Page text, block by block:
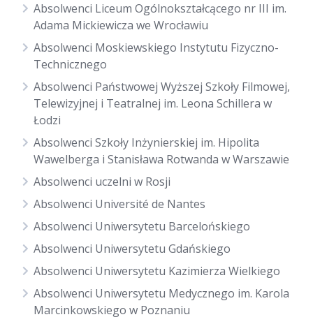
Absolwenci Liceum Ogólnokształcącego nr III im.
Adama Mickiewicza we Wrocławiu
Absolwenci Moskiewskiego Instytutu Fizyczno-
Technicznego
Absolwenci Państwowej Wyższej Szkoły Filmowej,
Telewizyjnej i Teatralnej im. Leona Schillera w
Łodzi
Absolwenci Szkoły Inżynierskiej im. Hipolita
Wawelberga i Stanisława Rotwanda w Warszawie
Absolwenci uczelni w Rosji
Absolwenci Université de Nantes
Absolwenci Uniwersytetu Barcelońskiego
Absolwenci Uniwersytetu Gdańskiego
Absolwenci Uniwersytetu Kazimierza Wielkiego
Absolwenci Uniwersytetu Medycznego im. Karola
Marcinkowskiego w Poznaniu